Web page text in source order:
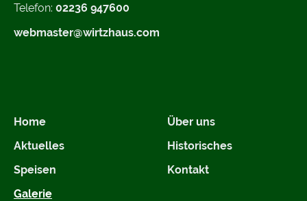
Telefon: 02236 947600
webmaster@wirtzhaus.com
Home
Aktuelles
Speisen
Galerie
Über uns
Historisches
Kontakt